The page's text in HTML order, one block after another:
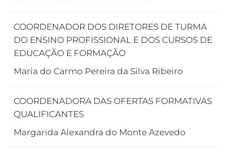
COORDENADOR DOS DIRETORES DE TURMA
DO ENSINO PROFISSIONAL E DOS CURSOS DE
EDUCAÇÃO E FORMAÇÃO
Maria do Carmo Pereira da Silva Ribeiro
COORDENADORA DAS OFERTAS FORMATIVAS
QUALIFICANTES
Margarida Alexandra do Monte Azevedo